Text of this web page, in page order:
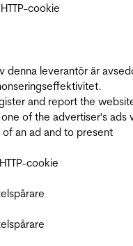
cookie
denna leverantör är
and report the
of the advertiser's ads
an ad and to present
cookie